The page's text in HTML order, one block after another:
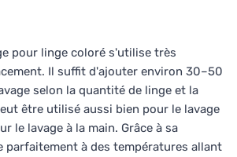
pour linge coloré s'utilise très
Il suffit d'ajouter environ 30–50
selon la quantité de linge et la
être utilisé aussi bien pour le lavage
le lavage à la main. Grâce à sa
parfaitement à des températures allant